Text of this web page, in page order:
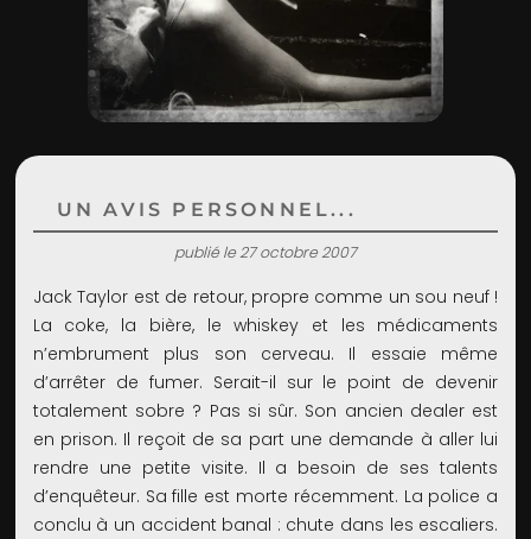
UN AVIS PERSONNEL...
publié le 27 octobre 2007
Jack Taylor est de retour, propre comme un sou neuf !
La coke, la bière, le whiskey et les médicaments
n’embrument plus son cerveau. Il essaie même
d’arrêter de fumer. Serait-il sur le point de devenir
totalement sobre ? Pas si sûr. Son ancien dealer est
en prison. Il reçoit de sa part une demande à aller lui
rendre une petite visite. Il a besoin de ses talents
d’enquêteur. Sa fille est morte récemment. La police a
conclu à un accident banal : chute dans les escaliers.